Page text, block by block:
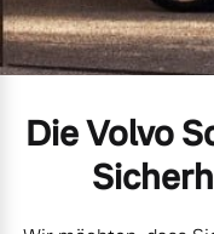
Mild-Hybrid
Volvo
Aktuelle
Kontakt und
Unsere News
Die Volvo